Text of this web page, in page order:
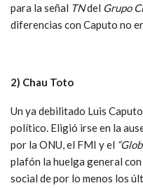
para la señal TNdel Grupo
diferencias con Caputo no
2) Chau Toto
Un ya debilitado Luis
político. Eligió irse en la
por la ONU, el FMI y el
plafón la huelga general
social de por lo menos los